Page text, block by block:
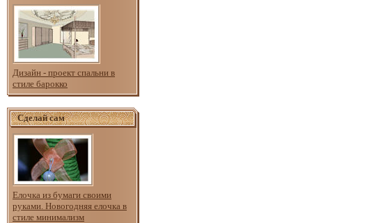
Дизайн - проект спальни в
стиле барокко
Сделай сам
Елочка из бумаги своими
руками. Новогодняя елочка в
стиле минимализм